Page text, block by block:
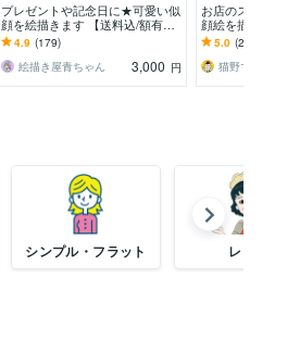
プレゼントや記念日に★可愛い似
顔を絵描きます 【送料込/額有
り】やさしい雰囲気の手描き似顔
絵お描きします
4.9 (179)
絵描き屋青ちゃん
3,000 円
お店のスタッフ
顔絵を描きます
ユニホーム姿の
誠実度アップ！
5.0 (275)
猫野マサコ
シンプル・フラット レトロ